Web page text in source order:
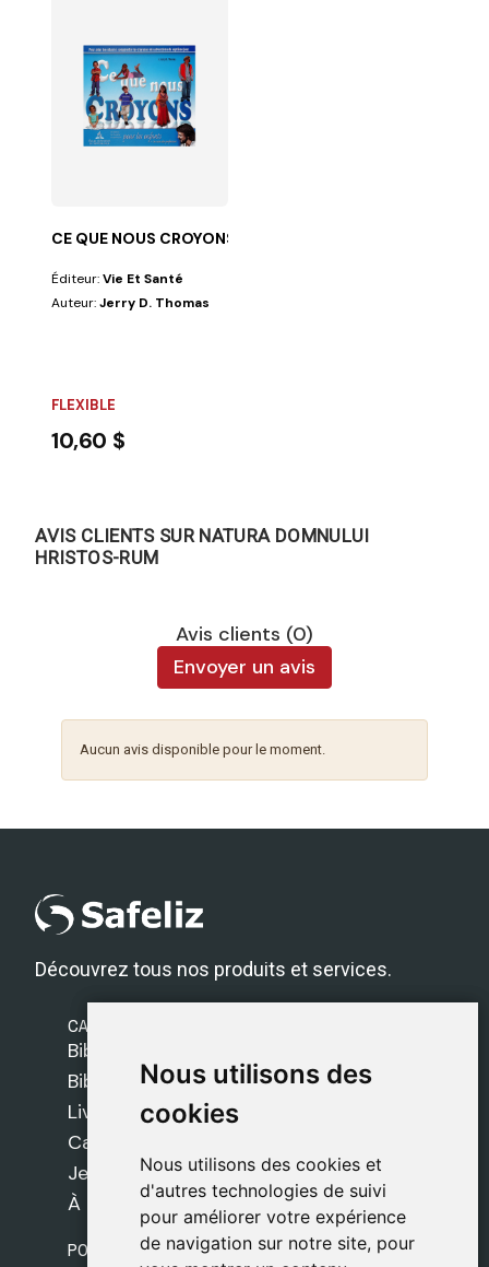
Nous utilisons des
cookies
Nous utilisons des cookies et
d'autres technologies de suivi
pour améliorer votre expérience
de navigation sur notre site, pour
Nous utilisons des
cookies
Nous utilisons des cookies et
d'autres technologies de suivi
pour améliorer votre expérience
de navigation sur notre site, pour
CE QUE NOUS CROYONS
Éditeur:Vie Et Santé
Auteur:Jerry D. Thomas
FLEXIBLE
10,60 $
AVIS CLIENTS SUR NATURA DOMNULUI
HRISTOS-RUM
Avis clients (0)
Envoyer un avis
Aucun avis disponible pour le moment.
Découvrez tous nos produits et services.
CATÉGORIES
Bibles Safeliz
Bibles
Livres
Cadeaux
Jeux
À propos de nous
POLITIQUES